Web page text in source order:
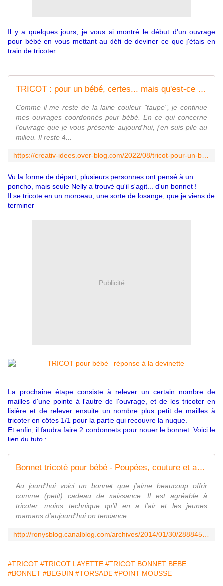
Il y a quelques jours, je vous ai montré le début d'un ouvrage
pour bébé en vous mettant au défi de deviner ce que j'étais en
train de tricoter :
TRICOT : pour un bébé, certes... mais qu'est-ce donc ? - Creativ-idees, le blog de Casse-bonbeca
Comme il me reste de la laine couleur "taupe", je continue
mes ouvrages coordonnés pour bébé. En ce qui concerne
l'ouvrage que je vous présente aujourd'hui, j'en suis pile au
milieu. Il reste 4...
Vu la forme de départ, plusieurs personnes ont pensé à un
poncho, mais seule Nelly a trouvé qu'il s'agit... d'un bonnet !
Il se tricote en un morceau, une sorte de losange, que je viens de
terminer
Publicité
La prochaine étape consiste à relever un certain nombre de
mailles d'une pointe à l'autre de l'ouvrage, et de les tricoter en
lisière et de relever ensuite un nombre plus petit de mailles à
tricoter en côtes 1/1 pour la partie qui recouvre la nuque.
Et enfin, il faudra faire 2 cordonnets pour nouer le bonnet. Voici le
lien du tuto :
Bonnet tricoté pour bébé - Poupées, couture et autre fil
Au jourd'hui voici un bonnet que j'aime beaucoup offrir
comme (petit) cadeau de naissance. Il est agréable à
tricoter, moins technique qu'il en a l'air et les jeunes
mamans d'aujourd'hui on tendance
#TRICOT #TRICOT LAYETTE #TRICOT BONNET BEBE
#BONNET #BEGUIN #TORSADE #POINT MOUSSE